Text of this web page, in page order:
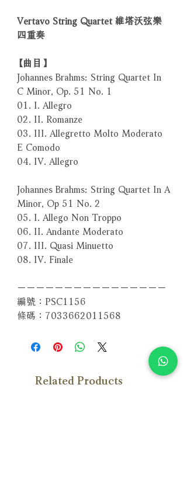
Vertavo String Quartet 維塔沃弦樂
四重奏
【曲目】
Johannes Brahms: String Quartet In
C Minor, Op. 51 No. 1
01. I. Allegro
02. II. Romanze
03. III. Allegretto Molto Moderato
E Comodo
04. IV. Allegro
Johannes Brahms: String Quartet In A
Minor, Op 51 No. 2
05. I. Allego Non Troppo
06. II. Andante Moderato
07. III. Quasi Minuetto
08. IV. Finale
－－－－－－－－－－－－－－－－
編號：PSC1156
條碼：7033662011568
Related Products